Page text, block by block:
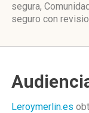
segura,
seguro con
Leroymerlin.es